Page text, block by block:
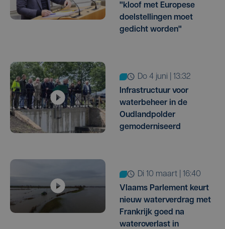
"kloof met Europese
doelstellingen moet
gedicht worden"
do 4 juni | 13:32
Infrastructuur voor
waterbeheer in de
Oudlandpolder
gemoderniseerd
di 10 maart | 16:40
Vlaams Parlement keurt
nieuw waterverdrag met
Frankrijk goed na
wateroverlast in